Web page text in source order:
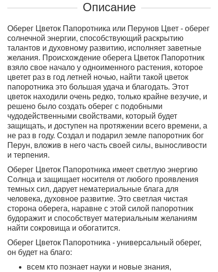
Описание
Оберег Цветок Папоротника или Перунов Цвет - оберег
солнечной энергии, способствующий раскрытию
талантов и духовному развитию, исполняет заветные
желания. Происхождение оберега Цветок Папоротник
взяло свое начало у одноименного растения, которое
цветет раз в год летней ночью, найти такой цветок
папоротника это большая удача и благодать. Этот
цветок находили очень редко, только крайне везучие, и
решено было создать оберег с подобными
чудодейственными свойствами, который будет
защищать, и доступен на протяжении всего времени, а
не раз в году. Создал и подарил земле папоротник бог
Перун, вложив в него часть своей силы, выносливости
и терпения.
Оберег Цветок Папоротника имеет светлую энергию
Солнца и защищает носителя от любого проявления
темных сил, дарует нематериальные блага для
человека, духовное развитие. Это светлая чистая
сторона оберега, наравне с этой силой папоротник
будоражит и способствует материальным желаниям
найти сокровища и обогатится.
Оберег Цветок Папоротника - универсальный оберег,
он будет на благо:
всем кто познает науки и новые знания,